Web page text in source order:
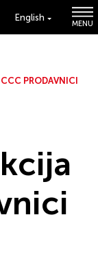
English
MENU
PRODAVNICI